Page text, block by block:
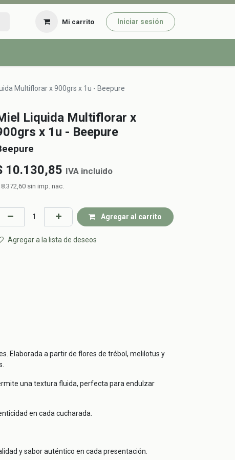
Mi carrito Iniciar sesión
Multiflorar x 900grs x 1u - Beepure
Liquida Multiflorar x
x 1u - Beepure
10.130,85 IVA incluido
8.372,60 sin imp. nac.
Agregar al carrito
Agregar a la lista de deseos
Elaborada a partir de flores de trébol, melilotus y
una textura fluida, perfecta para endulzar
en cada cucharada.
y sabor auténtico en cada presentación.